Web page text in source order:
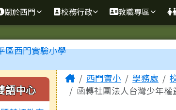
西門實驗小學
關於西門 校務行政 教職專區
內容 主內容區域
Home西門實小 學務處
函轉社團法人台灣少年